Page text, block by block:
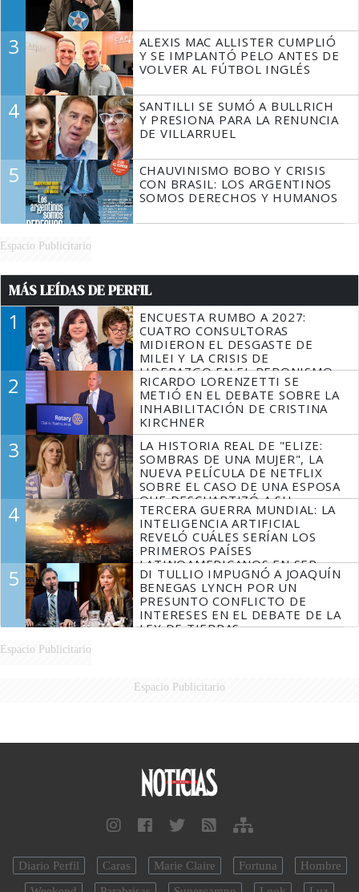
3
ALEXIS MAC ALLISTER CUMPLIÓ
Y SE IMPLANTÓ PELO ANTES DE
VOLVER AL FÚTBOL INGLÉS
4
SANTILLI SE SUMÓ A BULLRICH
Y PRESIONA PARA LA RENUNCIA
DE VILLARRUEL
5
CHAUVINISMO BOBO Y CRISIS
CON BRASIL: LOS ARGENTINOS
SOMOS DERECHOS Y HUMANOS
Espacio Publicitario
MÁS LEÍDAS DE PERFIL
1
ENCUESTA RUMBO A 2027:
CUATRO CONSULTORAS
MIDIERON EL DESGASTE DE
MILEI Y LA CRISIS DE
LIDERAZGO EN EL PERONISMO
2
RICARDO LORENZETTI SE
METIÓ EN EL DEBATE SOBRE LA
INHABILITACIÓN DE CRISTINA
KIRCHNER
3
LA HISTORIA REAL DE "ELIZE:
SOMBRAS DE UNA MUJER", LA
NUEVA PELÍCULA DE NETFLIX
SOBRE EL CASO DE UNA ESPOSA
QUE DESCUARTIZÓ A SU
MARIDO
4
TERCERA GUERRA MUNDIAL: LA
INTELIGENCIA ARTIFICIAL
REVELÓ CUÁLES SERÍAN LOS
PRIMEROS PAÍSES
LATINOAMERICANOS EN SER
DERROTADOS
5
DI TULLIO IMPUGNÓ A JOAQUÍN
BENEGAS LYNCH POR UN
PRESUNTO CONFLICTO DE
INTERESES EN EL DEBATE DE LA
LEY DE TIERRAS
Espacio Publicitario
Espacio Publicitario
Diario Perfil Caras Marie Claire Fortuna
Hombre